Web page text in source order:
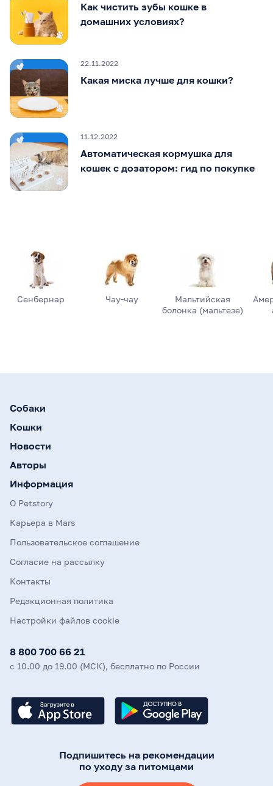
Как чистить зубы кошке в
домашних условиях?
22.11.2022
Какая миска лучше для кошки?
11.12.2022
Автоматическая кормушка для
кошек с дозатором: гид по покупке
Сенбернар Чау-чау
Мальтийская
болонка (мальтезе)
Собаки
Кошки
Новости
Авторы
Информация
О Petstory
Карьера в Mars
Пользовательское соглашение
Согласие на рассылку
Контакты
Редакционная политика
Настройки файлов cookie
8 800 700 66 21
с 10.00 до 19.00 (МСК), бесплатно по России
Подпишитесь на рекомендации
по уходу за питомцами